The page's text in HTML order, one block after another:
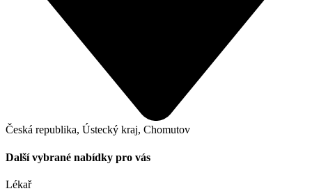
Česká republika, Ústecký kraj, Chomutov
Další vybrané nabídky pro vás
Lékař